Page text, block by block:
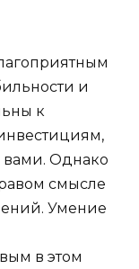
и
к
вами. Однако
смысле
Умение
в этом